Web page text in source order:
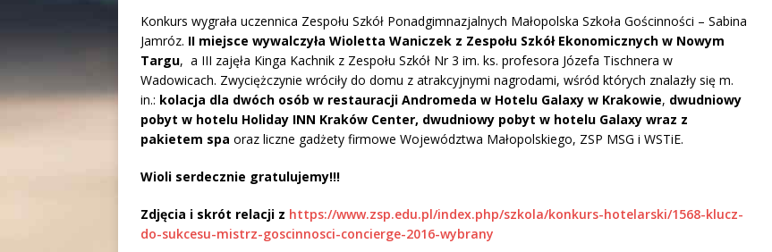
Konkurs wygrała uczennica Zespołu Szkół Ponadgimnazjalnych Małopolska Szkoła Gościnności – Sabina
Jamróz. II miejsce wywalczyła Wioletta Waniczek z Zespołu Szkół Ekonomicznych w Nowym
Targu, a III zajęła Kinga Kachnik z Zespołu Szkół Nr 3 im. ks. profesora Józefa Tischnera w
Wadowicach. Zwyciężczynie wróciły do domu z atrakcyjnymi nagrodami, wśród których znalazły się m.
in.: kolacja dla dwóch osób w restauracji Andromeda w Hotelu Galaxy w Krakowie, dwudniowy
pobyt w hotelu Holiday INN Kraków Center, dwudniowy pobyt w hotelu Galaxy wraz z
pakietem spa oraz liczne gadżety firmowe Województwa Małopolskiego, ZSP MSG i WSTiE.
Wioli serdecznie gratulujemy!!!
Zdjęcia i skrót relacji z https://www.zsp.edu.pl/index.php/szkola/konkurs-hotelarski/1568-klucz-
do-sukcesu-mistrz-goscinnosci-concierge-2016-wybrany